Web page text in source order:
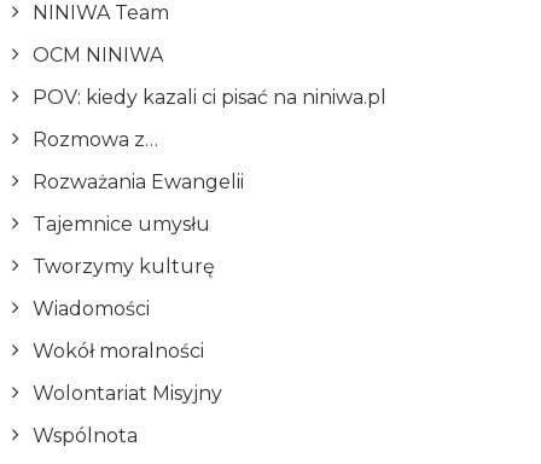
NINIWA Team
OCM NINIWA
POV: kiedy kazali ci pisać na niniwa.pl
Rozmowa z…
Rozważania Ewangelii
Tajemnice umysłu
Tworzymy kulturę
Wiadomości
Wokół moralności
Wolontariat Misyjny
Wspólnota